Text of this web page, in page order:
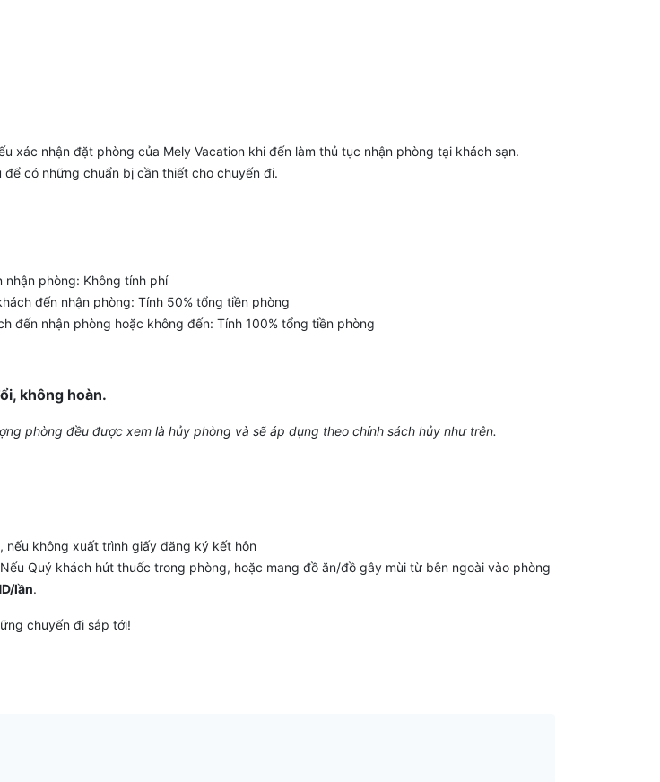
xác nhận đặt phòng của Mely Vacation khi đến làm thủ tục nhận phòng tại khách sạn.
có những chuẩn bị cần thiết cho chuyến đi.
phòng: Không tính phí
đến nhận phòng: Tính 50% tổng tiền phòng
đến nhận phòng hoặc không đến: Tính 100% tổng tiền phòng
không hoàn.
phòng đều được xem là hủy phòng và sẽ áp dụng theo chính sách hủy như trên.
nếu không xuất trình giấy đăng ký kết hôn
Quý khách hút thuốc trong phòng, hoặc mang đồ ăn/đồ gây mùi từ bên ngoài vào phòng
lần.
chuyến đi sắp tới!